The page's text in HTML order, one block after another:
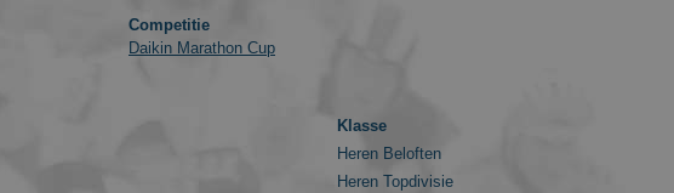
Competitie
Daikin Marathon Cup
Klasse
Heren Beloften
Heren Topdivisie